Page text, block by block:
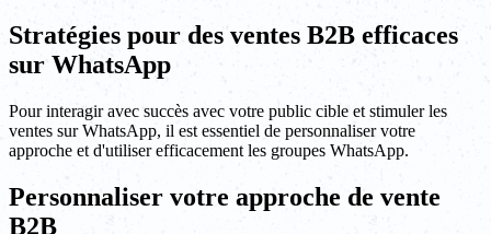
Stratégies pour des ventes B2B efficaces
sur WhatsApp
Pour interagir avec succès avec votre public cible et stimuler les
ventes sur WhatsApp, il est essentiel de personnaliser votre
approche et d'utiliser efficacement les groupes WhatsApp.
Personnaliser votre approche de vente
B2B